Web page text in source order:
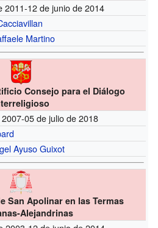
2011-12 de junio de 2014
Martino
Consejo para el Diálogo
05 de julio de 2018
Ayuso Guixot
San Apolinar en las Termas
Alejandrinas